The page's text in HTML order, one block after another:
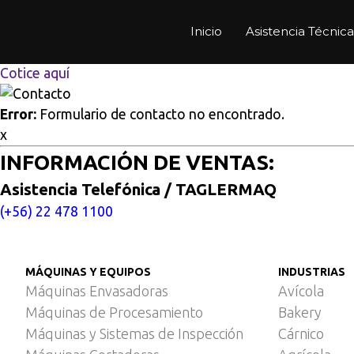
Inicio Asistencia Técnica
Mezcladora para
Cotice aquí
Error: Formulario de contacto no encontrado.
x
INFORMACIÓN DE VENTAS:
Asistencia Telefónica / TAGLERMAQ
(+56) 22 478 1100
MÁQUINAS Y EQUIPOS
Máquinas Envasadoras
Máquinas de Procesamiento
Máquinas y Sistemas de Inspección
INDUSTRIAS
Avícola
Bakery
Cárnico